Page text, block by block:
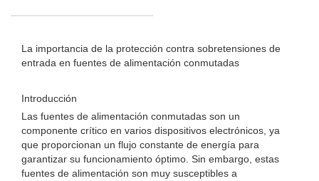
La importancia de la protección contra sobretensiones de
entrada en fuentes de alimentación conmutadas
Introducción
Las fuentes de alimentación conmutadas son un
componente crítico en varios dispositivos electrónicos, ya
que proporcionan un flujo constante de energía para
garantizar su funcionamiento óptimo. Sin embargo, estas
fuentes de alimentación son muy susceptibles a